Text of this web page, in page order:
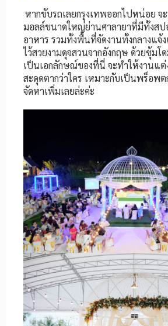
หากขับรถเลยกรุงเทพออกไปหน่อย
มอลล์ขนาดใหญ่ย่านศาลายาที่มีทั้งสป
อาหาร รวมทั้งพื้นที่จัดงานทั้งกลางแจ้
ไว้สวยงามดุจสวนจากอังกฤษ ด้วยซุ้ม
เป็นเอกลักษณ์ของที่นี่ จะทำให้งานแต่
สะดุดตากว่าใคร เหมาะกับเป็นพร็อพ
จัดหาเพิ่มเลยล่ะค่ะ